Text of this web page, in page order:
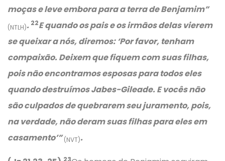
moças e leve embora para a terra de Benjamim”
(NTLH). 22E quando os pais e os irmãos delas vierem
se queixar a nós, diremos: ‘Por favor, tenham
compaixão. Deixem que fiquem com suas filhas,
pois não encontramos esposas para todos eles
quando destruímos Jabes-Gileade. E vocês não
são culpados de quebrarem seu juramento, pois,
na verdade, não deram suas filhas para eles em
casamento’”(NVT).